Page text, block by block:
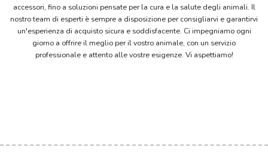
accessori, fino a soluzioni pensate per la cura e la salute degli animali. Il
nostro team di esperti è sempre a disposizione per consigliarvi e garantirvi
un'esperienza di acquisto sicura e soddisfacente. Ci impegniamo ogni
giorno a offrire il meglio per il vostro animale, con un servizio
professionale e attento alle vostre esigenze. Vi aspettiamo!